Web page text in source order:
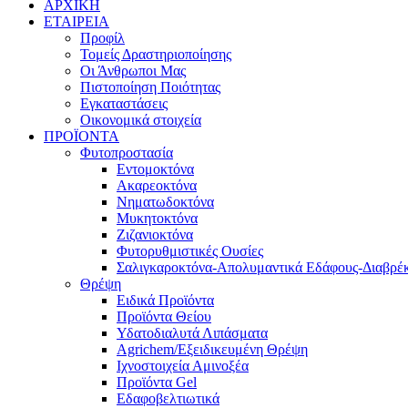
ΑΡΧΙΚΗ
ΕΤΑΙΡΕΙΑ
Προφίλ
Τομείς Δραστηριοποίησης
Οι Άνθρωποι Μας
Πιστοποίηση Ποιότητας
Εγκαταστάσεις
Οικονομικά στοιχεία
ΠΡΟΪΟΝΤΑ
Φυτοπροστασία
Εντομοκτόνα
Ακαρεοκτόνα
Νηματωδοκτόνα
Μυκητοκτόνα
Ζιζανιοκτόνα
Φυτορυθμιστικές Ουσίες
Σαλιγκαροκτόνα-Απολυμαντικά Εδάφους-
Θρέψη
Ειδικά Προϊόντα
Προϊόντα Θείου
Υδατοδιαλυτά Λιπάσματα
Agrichem/Εξειδικευμένη Θρέψη
Ιχνοστοιχεία Αμινοξέα
Προϊόντα Gel
Εδαφοβελτιωτικά